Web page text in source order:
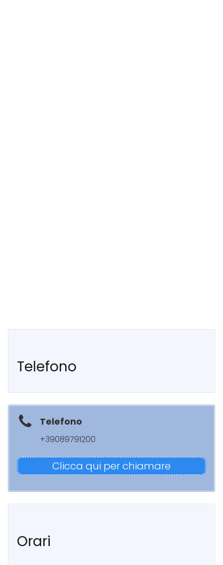
Telefono
Telefono
+39089791200
Clicca qui per chiamare
Orari